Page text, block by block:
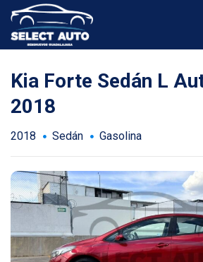
Kia Forte Sedán L
2018
2018 Sedán Gasolina